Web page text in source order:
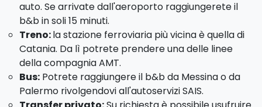
Tour guidato di Siracusa e Noto;
Tour in gommone a Siracusa con skipper;
Lezione di cucina sulla cassata siciliana a Siracusa;
Tour a cavallo tra le campagne siracusane
GIORNO 4
auto. Se arrivate dall'aeroporto raggiungerete il
b&b in soli 15 minuti.
Treno:la stazione ferroviaria più vicina è quella di
Catania. Da lì potrete prendere una delle linee
della compagnia AMT.
Bus:Potrete raggiungere il b&b da Messina o da
Palermo rivolgendovi all'autoservizi SAIS.